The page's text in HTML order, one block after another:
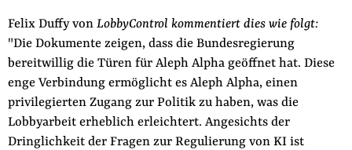
Felix Duffy von LobbyControl kommentiert dies wie folgt:
"Die Dokumente zeigen, dass die Bundesregierung
bereitwillig die Türen für Aleph Alpha geöffnet hat. Diese
enge Verbindung ermöglicht es Aleph Alpha, einen
privilegierten Zugang zur Politik zu haben, was die
Lobbyarbeit erheblich erleichtert. Angesichts der
Dringlichkeit der Fragen zur Regulierung von KI ist